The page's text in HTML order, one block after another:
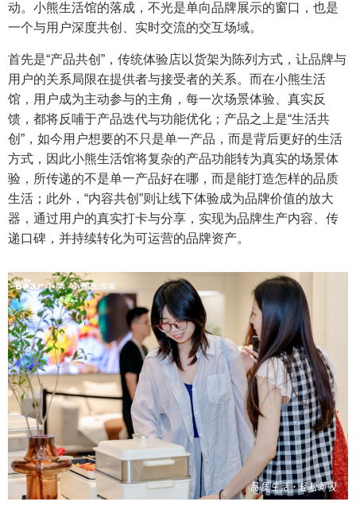
动。小熊生活馆的落成，不光是单向品牌展示的窗口，也是
一个与用户深度共创、实时交流的交互场域。
首先是“产品共创”，传统体验店以货架为陈列方式，让品牌与
用户的关系局限在提供者与接受者的关系。而在小熊生活
馆，用户成为主动参与的主角，每一次场景体验、真实反
馈，都将反哺于产品迭代与功能优化；产品之上是“生活共
创”，如今用户想要的不只是单一产品，而是背后更好的生活
方式，因此小熊生活馆将复杂的产品功能转为真实的场景体
验，所传递的不是单一产品好在哪，而是能打造怎样的品质
生活；此外，“内容共创”则让线下体验成为品牌价值的放大
器，通过用户的真实打卡与分享，实现为品牌生产内容、传
递口碑，并持续转化为可运营的品牌资产。